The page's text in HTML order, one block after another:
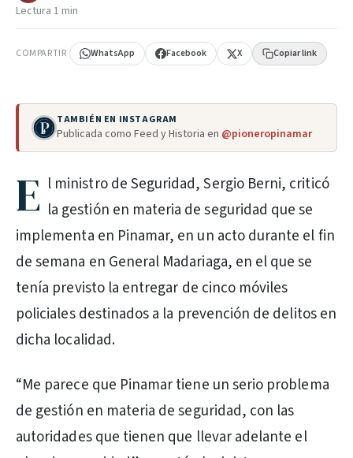
Lectura 1 min
COMPARTIR WhatsApp Facebook X Copiar link
TAMBIÉN EN INSTAGRAM
Publicada como Feed y Historia en @pioneropinamar
E l ministro de Seguridad, Sergio Berni, criticó
la gestión en materia de seguridad que se
implementa en Pinamar, en un acto durante el fin
de semana en General Madariaga, en el que se
tenía previsto la entregar de cinco móviles
policiales destinados a la prevención de delitos en
dicha localidad.
“Me parece que Pinamar tiene un serio problema
de gestión en materia de seguridad, con las
autoridades que tienen que llevar adelante el